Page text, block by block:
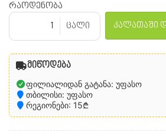
რაოდენობა
ცალი
კალათაში
მიწოდება
ფილიალიდან გატანა: უფასო
თბილისი: უფასო
რეგიონები: 15₾